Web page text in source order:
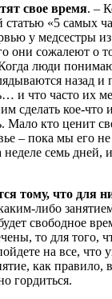
свое время. –
«5 самых
у медсестры из
они сожалеют о
люди
назад и
и что часто их
сделать кое-что
Мало кто ценит
– пока мы его
неделе семь дней,
тому, что для
либо
свободное
то для того,
на все, что
как правило,
гордиться.